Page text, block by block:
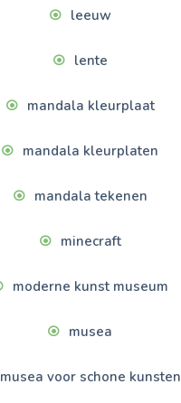
leeuw
lente
mandala kleurplaat
mandala kleurplaten
mandala tekenen
minecraft
moderne kunst museum
musea
musea voor schone kunsten